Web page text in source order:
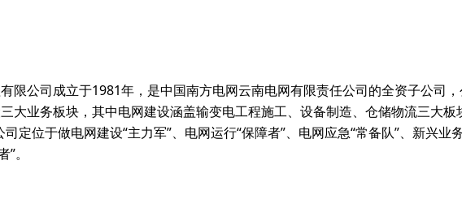
限公司成立于1981年，是中国南方电网云南电网有限责任公司的全资子公司，
大业务板块，其中电网建设涵盖输变电工程施工、设备制造、仓储物流三大板
定位于做电网建设“主力军”、电网运行“保障者”、电网应急“常备队”、新兴业
。